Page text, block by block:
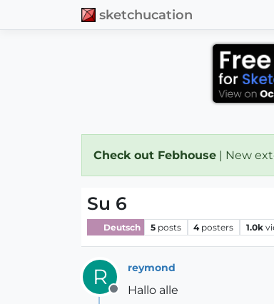
sketchucation
Check out Febhouse | New
Su 6
Deutsch 5 posts 4 posters 1.0k
R
Offline
reymond
Hallo alle